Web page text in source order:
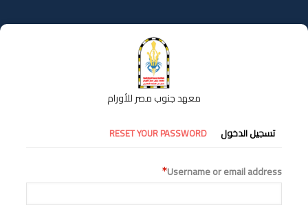
إلى
المحتوى
معهد جنوب مصر للأورام
التبويبات
الأساسية
تسجيل الدخول RESET YOUR PASSWORD
Username or email address